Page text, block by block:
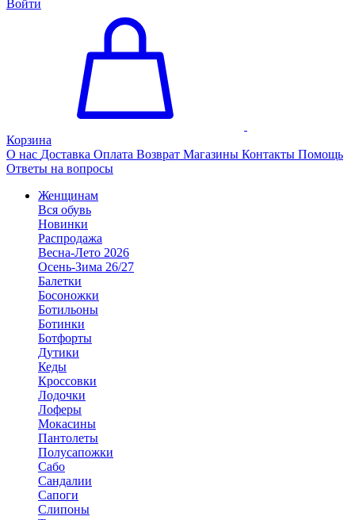
Войти
Корзина
О нас Доставка Оплата Возврат Магазины Контакты Помощь
Ответы на вопросы
Женщинам
Вся обувь
Новинки
Распродажа
Весна-Лето 2026
Осень-Зима 26/27
Балетки
Босоножки
Ботильоны
Ботинки
Ботфорты
Дутики
Кеды
Кроссовки
Лодочки
Лоферы
Мокасины
Пантолеты
Полусапожки
Сабо
Сандалии
Сапоги
Слипоны